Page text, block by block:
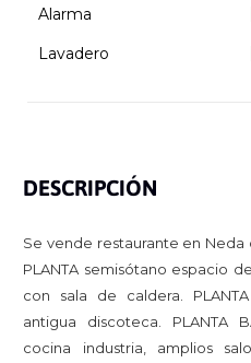
Alarma
Lavadero
DESCRIPCIÓN
Se vende restaurante en Neda
PLANTA semisótano espacio
con sala de caldera.
antigua discoteca. PLANTA
cocina industria, amplios